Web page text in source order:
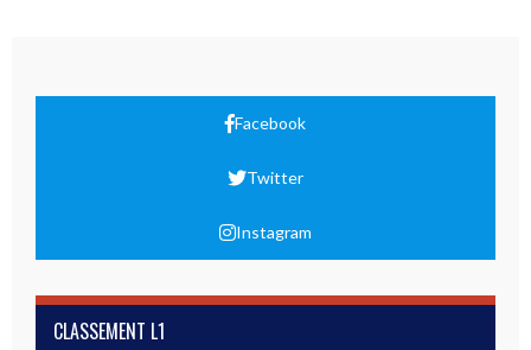
Facebook
Twitter
Instagram
CLASSEMENT L1